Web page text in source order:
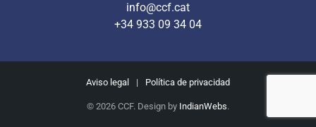
info@ccf.cat
+34 933 09 34 04
Aviso legal | Política de privacidad
© 2026 CCF. Design by IndianWebs.